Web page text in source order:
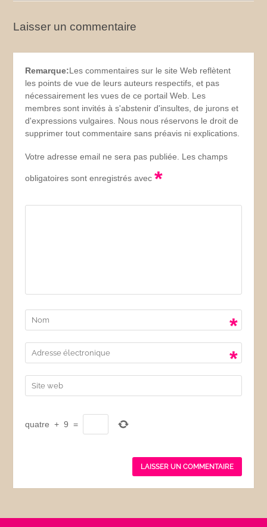
Laisser un commentaire
Remarque:Les commentaires sur le site Web reflètent
les points de vue de leurs auteurs respectifs, et pas
nécessairement les vues de ce portail Web. Les
membres sont invités à s'abstenir d'insultes, de jurons et
d'expressions vulgaires. Nous nous réservons le droit de
supprimer tout commentaire sans préavis ni explications.
Votre adresse email ne sera pas publiée. Les champs
obligatoires sont enregistrés avec*
*
*
quatre + 9 =